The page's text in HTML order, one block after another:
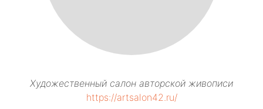
Художественный салон авторской живописи
https://artsalon42.ru/